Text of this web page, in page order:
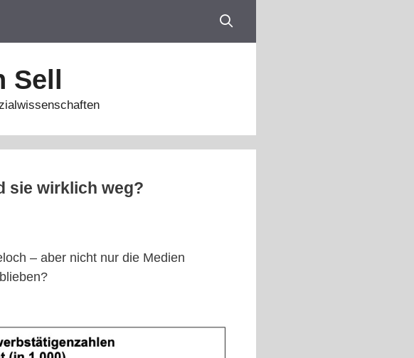
sie wirklich weg?
– aber nicht nur die Medien